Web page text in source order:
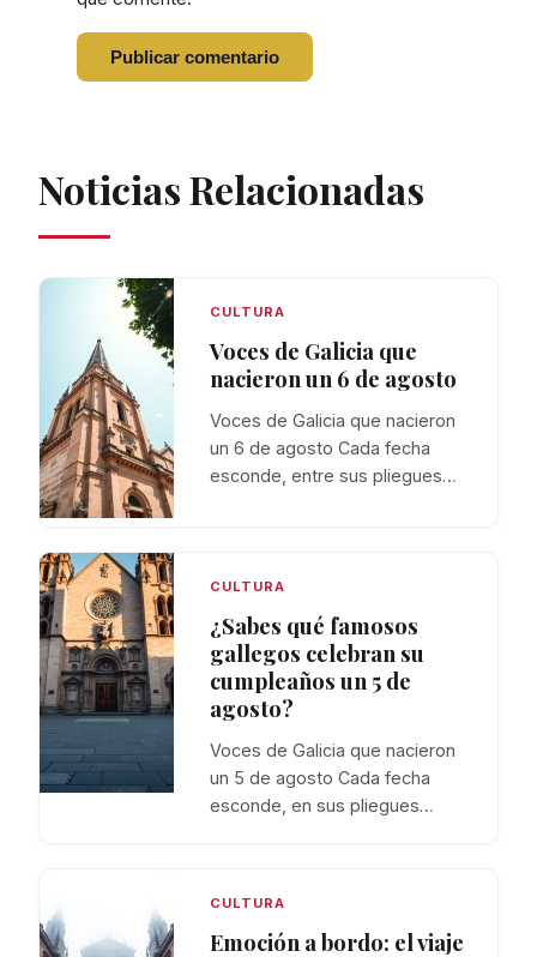
Noticias Relacionadas
CULTURA
Voces de Galicia que
nacieron un 6 de agosto
Voces de Galicia que nacieron
un 6 de agosto Cada fecha
esconde, entre sus pliegues…
CULTURA
¿Sabes qué famosos
gallegos celebran su
cumpleaños un 5 de
agosto?
Voces de Galicia que nacieron
un 5 de agosto Cada fecha
esconde, en sus pliegues…
CULTURA
Emoción a bordo: el viaje